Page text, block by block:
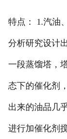
特点： 1.汽油
分析研究设计
一段蒸馏塔，
态下的催化剂
出来的油品几
进行加催化剂